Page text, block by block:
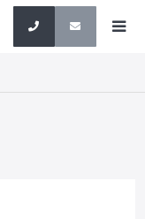
検索